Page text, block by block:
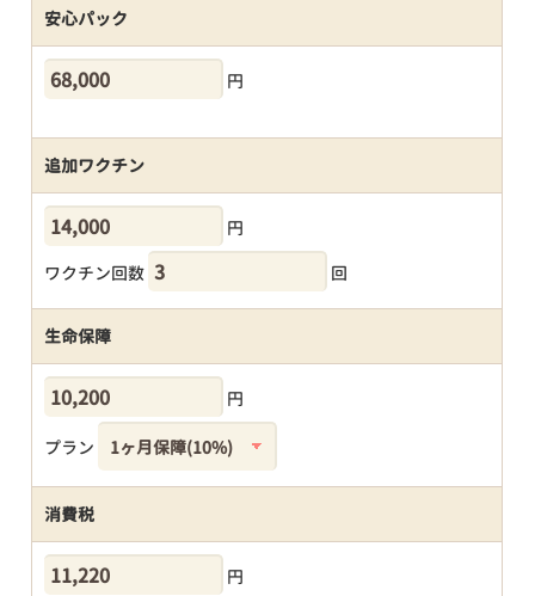
安心パック
円
追加ワクチン
円
ワクチン回数
回
生命保障
円
プラン
消費税
円